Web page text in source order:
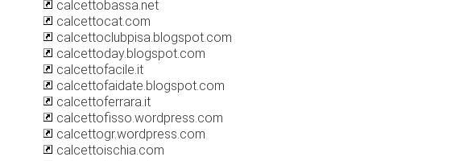
calcettobassa.net
calcettocat.com
calcettoclubpisa.blogspot.com
calcettoday.blogspot.com
calcettofacile.it
calcettofaidate.blogspot.com
calcettoferrara.it
calcettofisso.wordpress.com
calcettogr.wordpress.com
calcettoischia.com